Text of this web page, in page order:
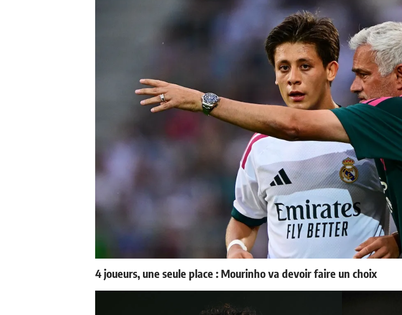
4 joueurs, une seule place : Mourinho va devoir faire un choix